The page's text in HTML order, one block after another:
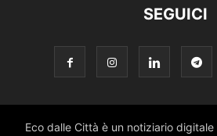
SEGUICI
Eco dalle Città è un notiziario